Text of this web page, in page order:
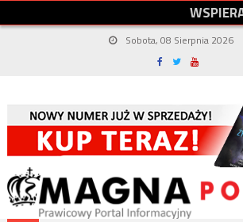
WSPIER
Sobota, 08 Sierpnia 2026